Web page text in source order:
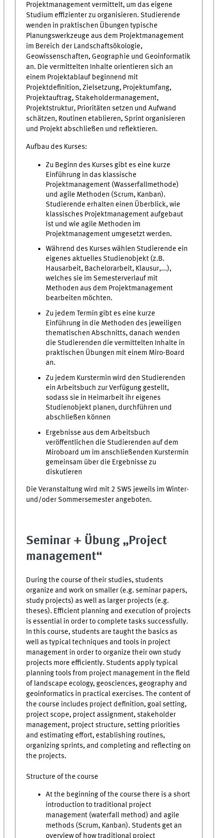
Projektmanagement vermittelt, um das eigene
Studium effizienter zu organisieren. Studierende
wenden in praktischen Übungen typische
Planungswerkzeuge aus dem Projektmanagement
im Bereich der Landschaftsökologie,
Geowissenschaften, Geographie und Geoinformatik
an. Die vermittelten Inhalte orientieren sich an
einem Projektablauf beginnend mit
Projektdefinition, Zielsetzung, Projektumfang,
Projektauftrag, Stakeholdermanagement,
Projektstruktur, Prioritäten setzen und Aufwand
schätzen, Routinen etablieren, Sprint organisieren
und Projekt abschließen und reflektieren.
Aufbau des Kurses:
Zu Beginn des Kurses gibt es eine kurze
Einführung in das klassische
Projektmanagement (Wasserfallmethode)
und agile Methoden (Scrum, Kanban).
Studierende erhalten einen Überblick, wie
klassisches Projektmanagement aufgebaut
ist und wie agile Methoden im
Projektmanagement umgesetzt werden.
Während des Kurses wählen Studierende ein
eigenes aktuelles Studienobjekt (z.B.
Hausarbeit, Bachelorarbeit, Klausur,...),
welches sie im Semesterverlauf mit
Methoden aus dem Projektmanagement
bearbeiten möchten.
Zu jedem Termin gibt es eine kurze
Einführung in die Methoden des jeweiligen
thematischen Abschnitts, danach wenden
die Studierenden die vermittelten Inhalte in
praktischen Übungen mit einem Miro-Board
an.
Zu jedem Kurstermin wird den Studierenden
ein Arbeitsbuch zur Verfügung gestellt,
sodass sie in Heimarbeit ihr eigenes
Studienobjekt planen, durchführen und
abschließen können
Ergebnisse aus dem Arbeitsbuch
veröffentlichen die Studierenden auf dem
Miroboard um im anschließenden Kurstermin
gemeinsam über die Ergebnisse zu
diskutieren
Die Veranstaltung wird mit 2 SWS jeweils im Winter-
und/oder Sommersemester angeboten.
Seminar + Übung „Project
management“
During the course of their studies, students
organize and work on smaller (e.g. seminar papers,
study projects) as well as larger projects (e.g.
theses). Efficient planning and execution of projects
is essential in order to complete tasks successfully.
In this course, students are taught the basics as
well as typical techniques and tools in project
management in order to organize their own study
projects more efficiently. Students apply typical
planning tools from project management in the field
of landscape ecology, geosciences, geography and
geoinformatics in practical exercises. The content of
the course includes project definition, goal setting,
project scope, project assignment, stakeholder
management, project structure, setting priorities
and estimating effort, establishing routines,
organizing sprints, and completing and reflecting on
the projects.
Structure of the course
At the beginning of the course there is a short
introduction to traditional project
management (waterfall method) and agile
methods (Scrum, Kanban). Students get an
overview of how traditional project